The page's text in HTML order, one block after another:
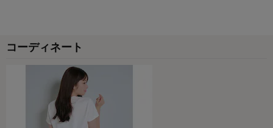
コーディネート